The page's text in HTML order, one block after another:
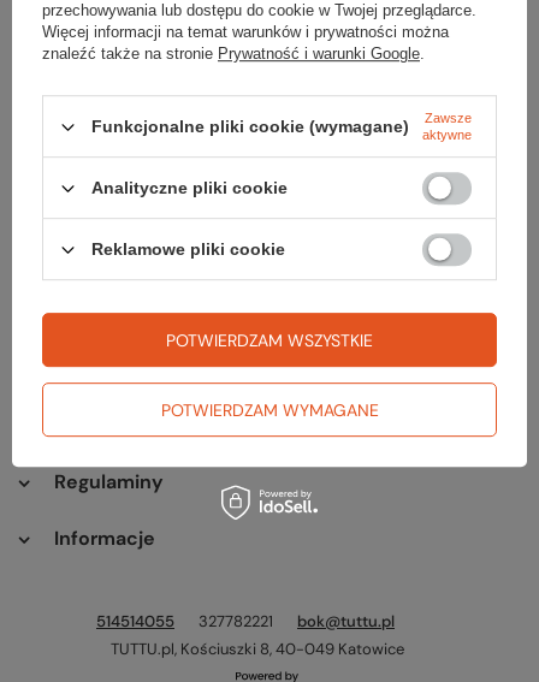
Zamówienia
Śledzenie przesyłki
Odstąp od umowy tutaj
Chcę wymienić towar
Kontakt
Regulaminy
Informacje
514514055 327782221
bok@tuttu.pl
TUTTU.pl, Kościuszki 8,40-049 Katowice
przechowywania lub dostępu do cookie w Twojej przeglądarce.
Więcej informacji na temat warunków i prywatności można
znaleźć także na stronie Prywatność i warunki Google.
Funkcjonalne pliki cookie (wymagane)
Zawsze
aktywne
Analityczne pliki cookie
Reklamowe pliki cookie
POTWIERDZAM WYMAGANE
POTWIERDZAM WSZYSTKIE